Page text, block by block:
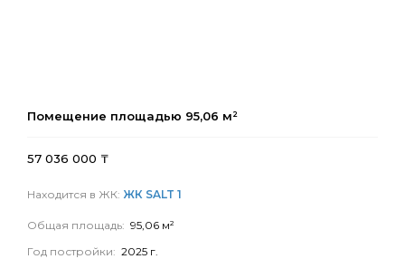
Помещение площадью 95,06 м²
57 036 000 ₸
Находится в ЖК: ЖК SALT 1
Общая площадь: 95,06 м²
Год постройки: 2025 г.